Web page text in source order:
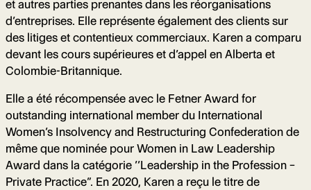
et autres parties prenantes dans les réorganisations
d’entreprises. Elle représente également des clients sur
des litiges et contentieux commerciaux. Karen a comparu
devant les cours supérieures et d’appel en Alberta et
Colombie-Britannique.
Elle a été récompensée avec le Fetner Award for
outstanding international member du International
Women’s Insolvency and Restructuring Confederation de
même que nominée pour Women in Law Leadership
Award dans la catégorie ‘’Leadership in the Profession –
Private Practice”. En 2020, Karen a reçu le titre de